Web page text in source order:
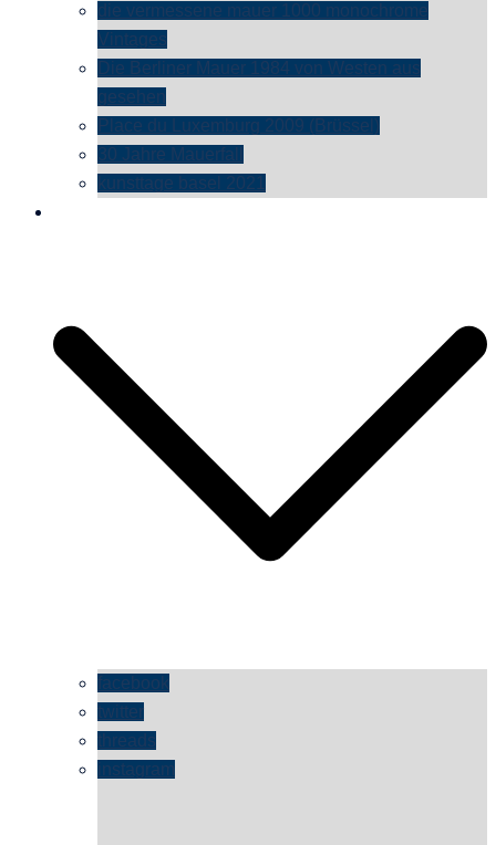
die vermessene mauer 1000 monochrome
Vintages
Die Berliner Mauer 1984 von Westen aus
gesehen
Place du Luxemburg 2009 (Brüssel)
30 Jahre Mauerfall
kunsttage basel 2021
facebook
twitter
threads
instagram